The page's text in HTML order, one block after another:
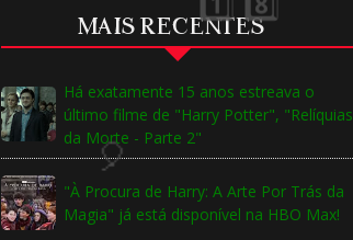
MAIS RECENTES
Há exatamente 15 anos estreava o
último filme de "Harry Potter", "Relíquias
da Morte - Parte 2"
"À Procura de Harry: A Arte Por Trás da
Magia" já está disponível na HBO Max!
1️⃣ 8️⃣